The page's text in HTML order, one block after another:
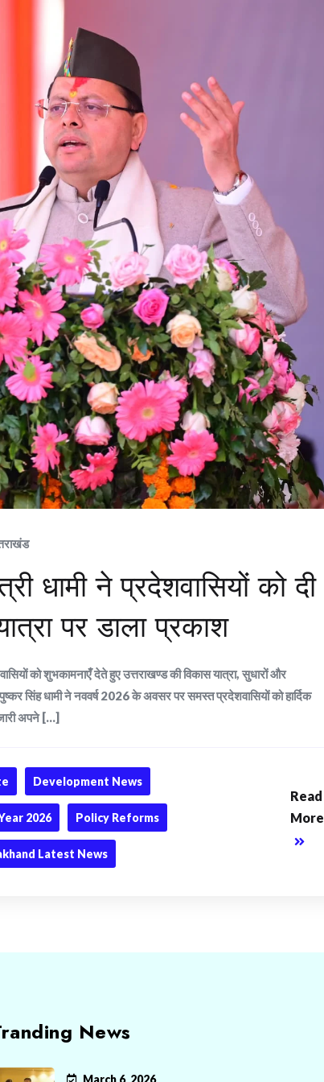
धामी ने प्रदेशवासियों को दी
पर डाला प्रकाश
को शुभकामनाएँ देते हुए उत्तराखण्ड की विकास यात्रा, सुधारों और
सिंह धामी ने नववर्ष 2026 के अवसर पर समस्त प्रदेशवासियों को हार्दिक
अपने [...]
Development News
2026 Policy Reforms
Latest News
Read
More
News
March 6, 2026